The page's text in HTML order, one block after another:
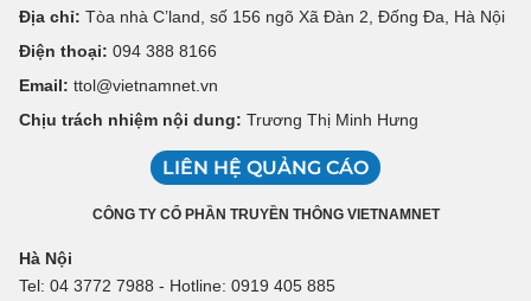
Địa chỉ: Tòa nhà C’land, số 156 ngõ Xã Đàn 2, Đống Đa, Hà Nội
Điện thoại: 094 388 8166
Email: ttol@vietnamnet.vn
Chịu trách nhiệm nội dung: Trương Thị Minh Hưng
LIÊN HỆ QUẢNG CÁO
CÔNG TY CỔ PHẦN TRUYỀN THÔNG VIETNAMNET
Hà Nội
Tel: 04 3772 7988 - Hotline: 0919 405 885